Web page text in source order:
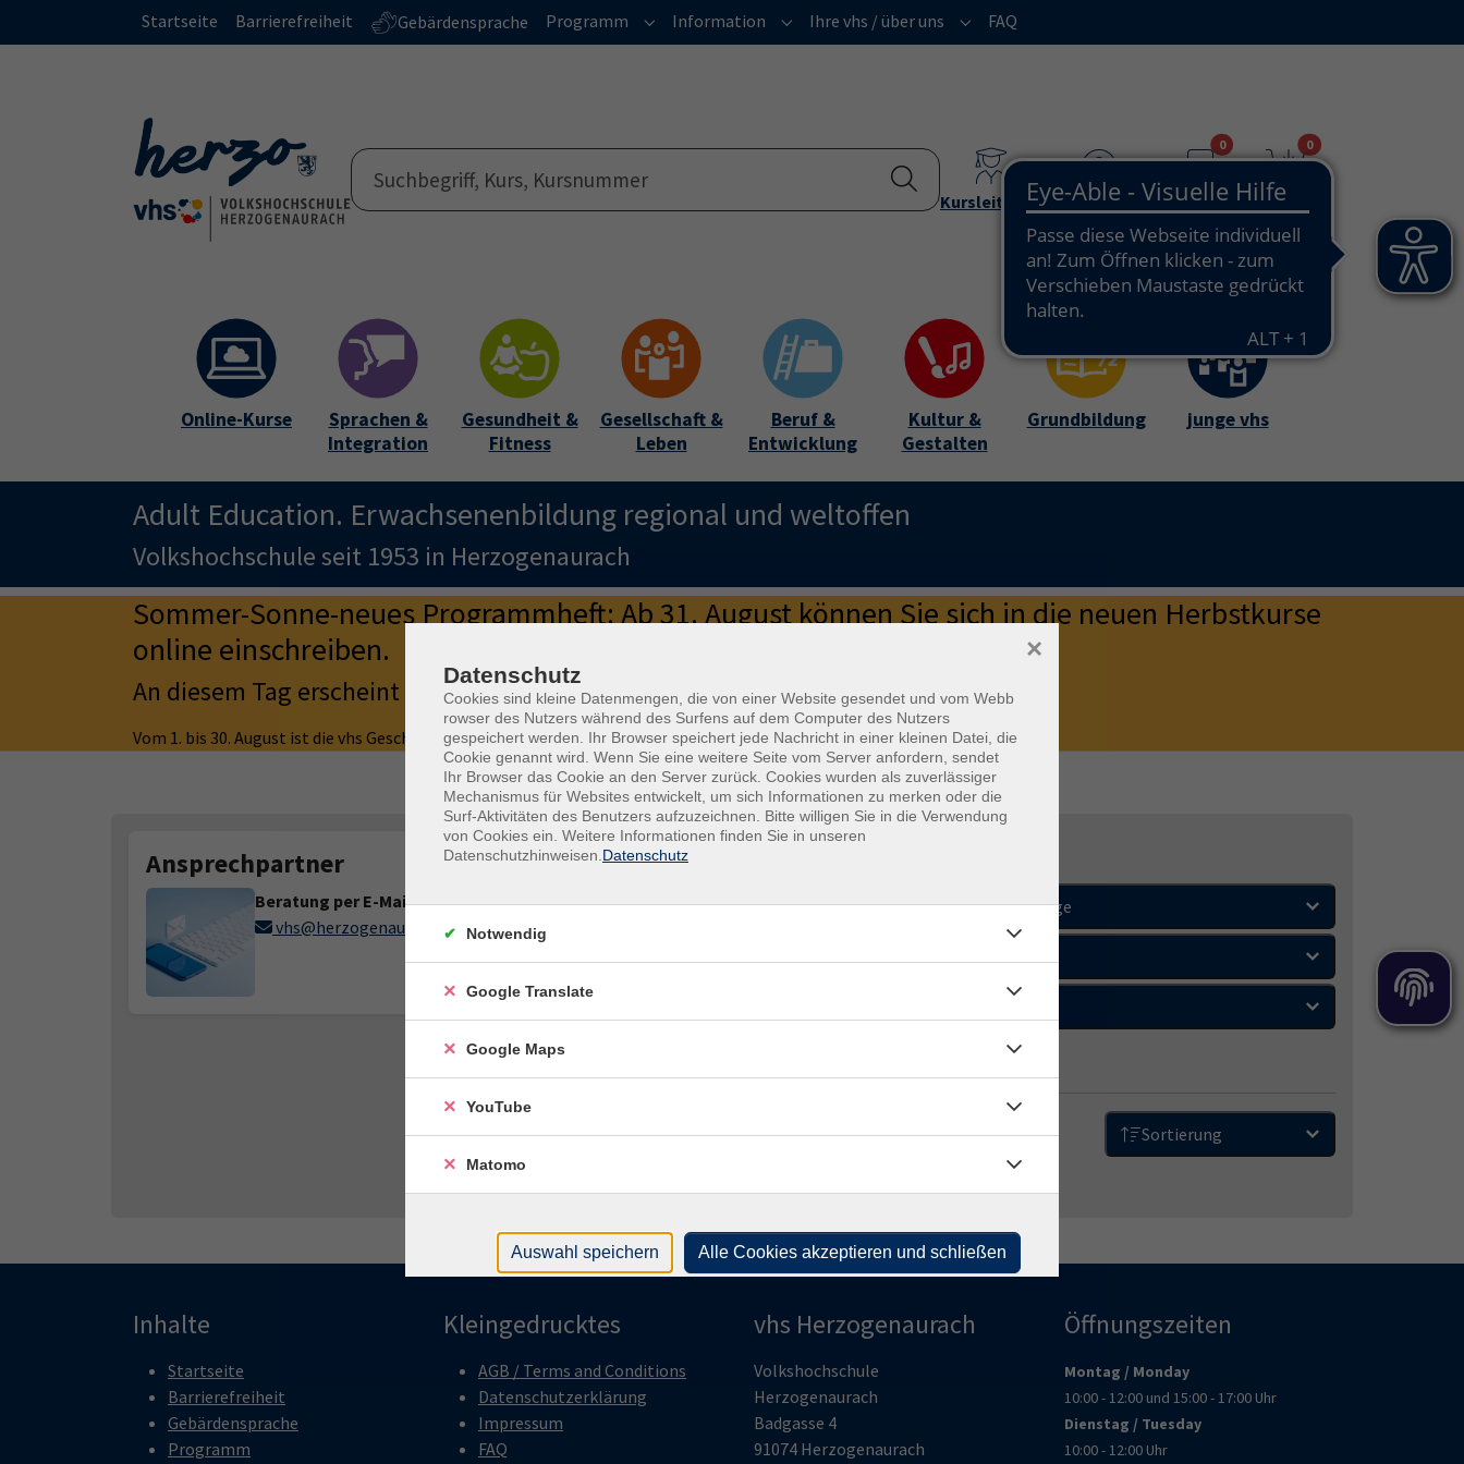
Skip to main content
Skip to page footerStartseite Barrierefreiheit Gebärdensprache Programm Submenu for "Programm"
Information Submenu for "Information"
Ihre vhs / über uns Submenu for "Ihre vhs / über uns"
FAQ
KursleitendeTeilnehmende
0
Merkzettel
0
Warenkorb
Online-Kurse
Sprachen &
Integration
Gesundheit &
Fitness
Gesellschaft &
Leben
Beruf &
Entwicklung
Kultur &
Gestalten
Grundbildung junge vhs
Adult Education. Erwachsenenbildung regional und weltoffen
Volkshochschule seit 1953 in Herzogenaurach
Sommer-Sonne-neues Programmheft: Ab 31. August können Sie sich in die neuen Herbstkurse
online einschreiben.
An diesem Tag erscheint auch das neue Programmheft.
Vom 1. bis 30. August ist die vhs Geschäftsstelle in den Sommerferien.Ab 31.8.2026 sind wir wieder persönlich für Sie da
Gesundheit und Fitness
Wochentage
Kurse (0)Loading... Sortierung
Ansprechpartner
Beratung per E-Mail
vhs@herzogenaurach.de
Inhalte
Startseite
Barrierefreiheit
Gebärdensprache
Programm
Kleingedrucktes
AGB / Terms and Conditions
Datenschutzerklärung
Impressum
FAQ
vhs Herzogenaurach
Volkshochschule
Herzogenaurach
Badgasse 4
91074 Herzogenaurach
Öffnungszeiten
Montag / Monday
10:00 - 12:00 und 15:00 - 17:00 Uhr
Dienstag / Tuesday
10:00 - 12:00 Uhr
Datenschutz
Cookies sind kleine Datenmengen, die von einer Website gesendet und vom Webb
rowser des Nutzers während des Surfens auf dem Computer des Nutzers
gespeichert werden. Ihr Browser speichert jede Nachricht in einer kleinen Datei, die
Cookie genannt wird. Wenn Sie eine weitere Seite vom Server anfordern, sendet
Ihr Browser das Cookie an den Server zurück. Cookies wurden als zuverlässiger
Mechanismus für Websites entwickelt, um sich Informationen zu merken oder die
Surf-Aktivitäten des Benutzers aufzuzeichnen. Bitte willigen Sie in die Verwendung
von Cookies ein. Weitere Informationen finden Sie in unseren
Datenschutzhinweisen. Datenschutz
×
Notwendig
Google Translate
Google Maps
YouTube
Matomo
Auswahl speichern Alle Cookies akzeptieren und schließen